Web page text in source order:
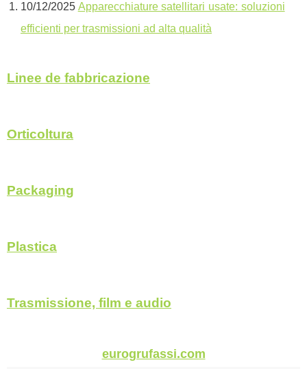
10/12/2025 Apparecchiature satellitari usate: soluzioni
efficienti per trasmissioni ad alta qualità
Linee de fabbricazione
Orticoltura
Packaging
Plastica
Trasmissione, film e audio
eurogrufassi.com